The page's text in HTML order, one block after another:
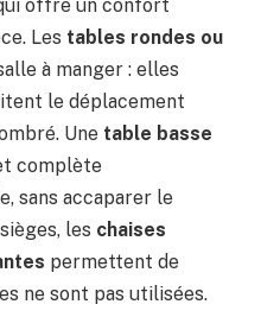
offre un confort
Les tables rondes ou
à manger : elles
le déplacement
Une table basse
complète
sans accaparer le
les chaises
permettent de
ne sont pas utilisées.